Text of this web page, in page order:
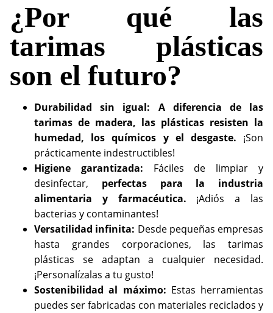
¿Por qué las
tarimas plásticas
son el futuro?
Durabilidad sin igual: A diferencia de las
tarimas de madera, las plásticas resisten la
humedad, los químicos y el desgaste. ¡Son
prácticamente indestructibles!
Higiene garantizada: Fáciles de limpiar y
desinfectar, perfectas para la industria
alimentaria y farmacéutica. ¡Adiós a las
bacterias y contaminantes!
Versatilidad infinita: Desde pequeñas empresas
hasta grandes corporaciones, las tarimas
plásticas se adaptan a cualquier necesidad.
¡Personalízalas a tu gusto!
Sostenibilidad al máximo: Estas herramientas
puedes ser fabricadas con materiales reciclados y